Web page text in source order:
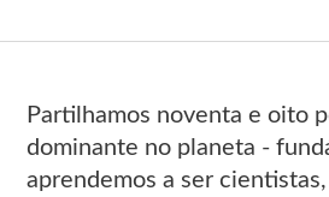
Partilhamos noventa e oito
dominante no planeta -
aprendemos a ser